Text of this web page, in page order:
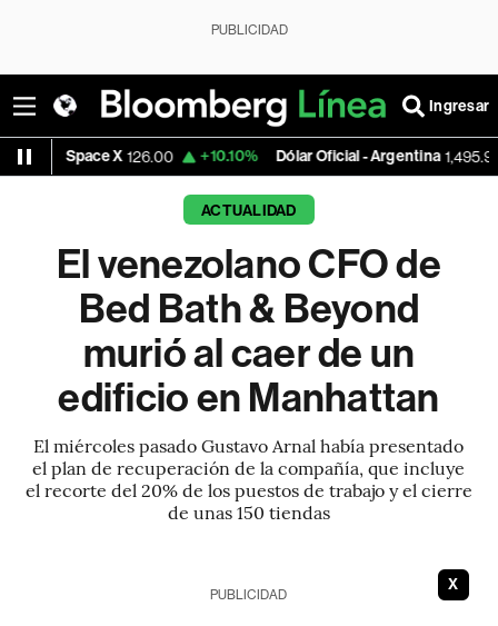
PUBLICIDAD
Ingresar
126.00 +10.10% Dólar Oficial - Argentina 1,495.9529
ACTUALIDAD
El venezolano CFO de
Bed Bath & Beyond
murió al caer de un
edificio en Manhattan
El miércoles pasado Gustavo Arnal había presentado
el plan de recuperación de la compañía, que incluye
el recorte del 20% de los puestos de trabajo y el cierre
de unas 150 tiendas
X
PUBLICIDAD